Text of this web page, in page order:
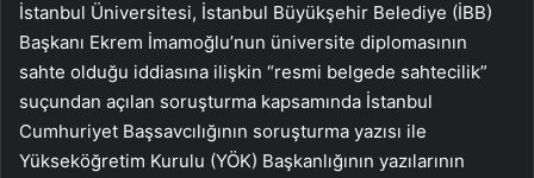
İstanbul Üniversitesi, İstanbul Büyükşehir Belediye (İBB)
Başkanı Ekrem İmamoğlu’nun üniversite diplomasının
sahte olduğu iddiasına ilişkin “resmi belgede sahtecilik”
suçundan açılan soruşturma kapsamında İstanbul
Cumhuriyet Başsavcılığının soruşturma yazısı ile
Yükseköğretim Kurulu (YÖK) Başkanlığının yazılarının